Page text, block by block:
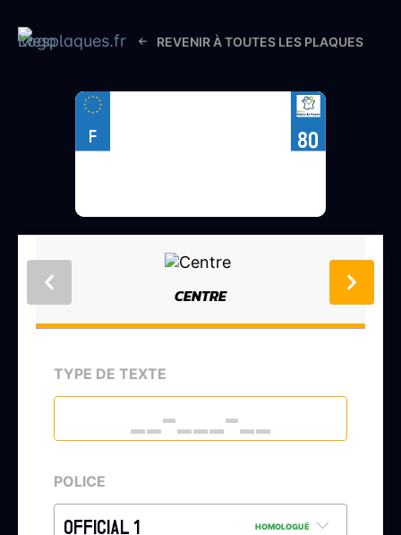
REVENIR À TOUTES LES PLAQUES
F 80
CENTRE
TYPE DE TEXTE
POLICE
OFFICIAL 1 HOMOLOGUÉ